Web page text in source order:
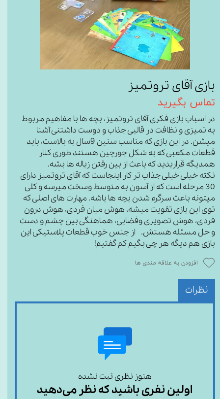
بازی آقای تروتمیز
تماس بگیرید
در اسباب بازی فکری آقای تروتمیز، بچه ها با مفاهیم مربوط
به تمیزی و نظافت در قالبی جذاب و دوست داشتنی آشنا
میشن. در این بازی که مناسب سنین 9سال به بالاست، باید
قطعات مکعبی که به شکل جورچین هستند طوری کنار
همدیگه قراربدید که باعث از بین رفتن زباله ها بشه.
نکته خیلی خیلی جذاب تر کار اینجاست که آقای تروتمیز دارای
30 مرحله است که از آسون به متوسط وسخت میرسه و کلی
میتونه باعث سرگرم شدن بچه ها باشه. مهارت های اصلی که
توی این بازی تقویت میشه، هوش میان فردی، هوش درون
فردی، هوش تصویری وفضایی، هماهنگی بین چشم و دست
و حل مسئله هستش. از جنس خوب قطعات پلاستیکی این
بازی هم دیگه هر چی بگیم کم گفتیم!
افزودن به علاقه مندی ها
نظرات
هنوز نظری ثبت نشده
اولین نفری باشید که نظر می‌دهید